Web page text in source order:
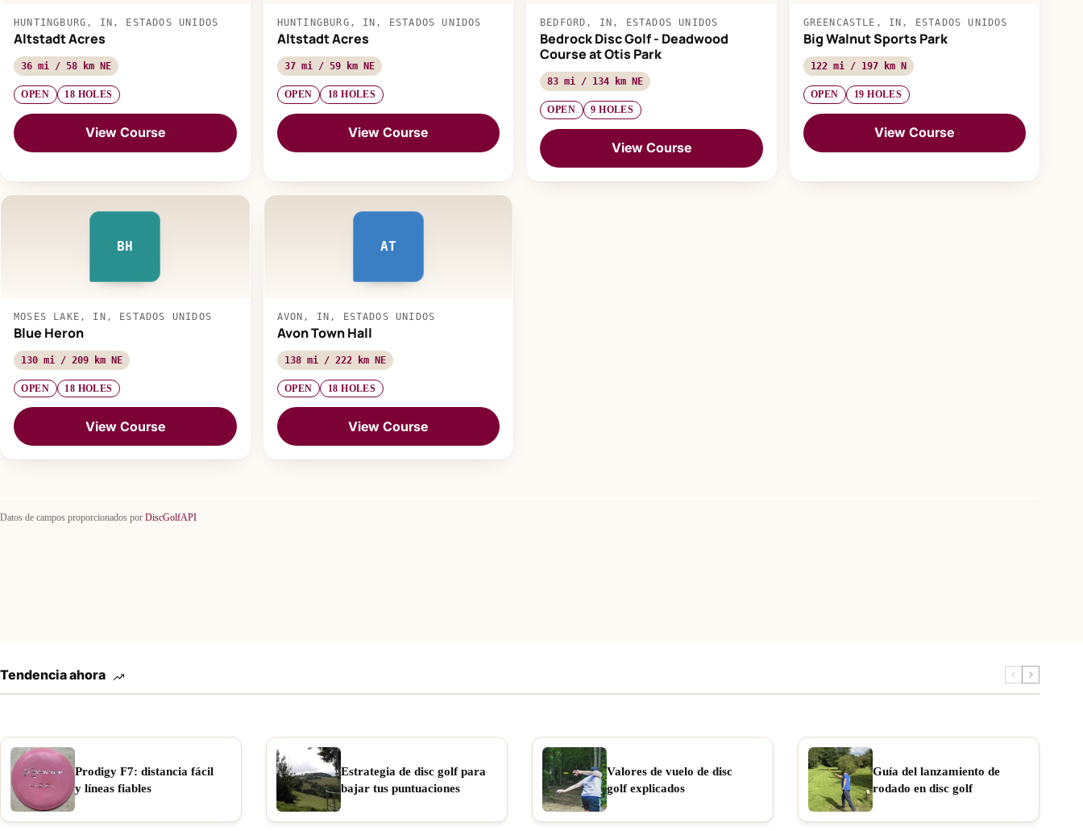
HUNTINGBURG, IN, ESTADOS UNIDOS
Altstadt Acres
36 mi / 58 km NE
OPEN 18 HOLES
View Course
HUNTINGBURG, IN, ESTADOS UNIDOS
Altstadt Acres
37 mi / 59 km NE
OPEN 18 HOLES
View Course
BEDFORD, IN, ESTADOS UNIDOS
Bedrock Disc Golf - Deadwood
Course at Otis Park
83 mi / 134 km NE
OPEN 9 HOLES
View Course
GREENCASTLE, IN, ESTADOS UNIDOS
Big Walnut Sports Park
122 mi / 197 km N
OPEN 19 HOLES
View Course
BH
MOSES LAKE, IN, ESTADOS UNIDOS
Blue Heron
130 mi / 209 km NE
OPEN 18 HOLES
View Course
AT
AVON, IN, ESTADOS UNIDOS
Avon Town Hall
138 mi / 222 km NE
OPEN 18 HOLES
View Course
Datos de campos proporcionados por DiscGolfAPI
Tendencia ahora
Prodigy F7: distancia fácil
y líneas fiables
Estrategia de disc golf para
bajar tus puntuaciones
Valores de vuelo de disc
golf explicados
Guía del lanzamiento de
rodado en disc golf